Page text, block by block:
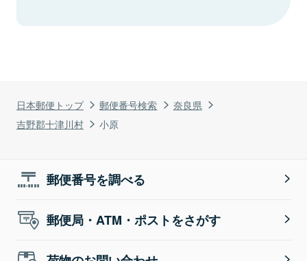
日本郵便トップ 郵便番号検索
奈良県
吉野郡十津川村
小原
郵便番号を調べる
郵便局・ATM・ポストをさがす